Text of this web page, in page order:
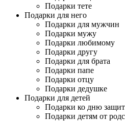
Подарки тете
Подарки для него
Подарки для мужчин
Подарки мужу
Подарки любимому
Подарки другу
Подарки для брата
Подарки папе
Подарки отцу
Подарки дедушке
Подарки для детей
Подарки ко дню
Подарки детям от